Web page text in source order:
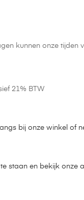
kunnen onze
21% BTW
bij onze winkel of
staan en bekijk onze